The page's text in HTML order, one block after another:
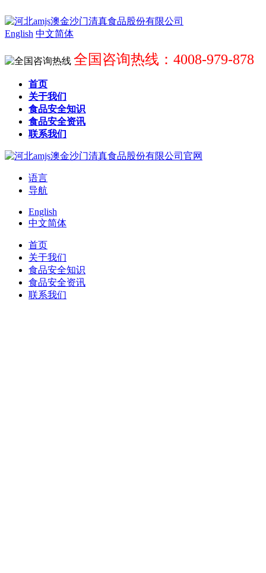
English 中文简体
全国咨询热线：4008-979-878
首页
关于我们
食品安全知识
食品安全资讯
联系我们
语言
导航
English
中文简体
首页
关于我们
食品安全知识
食品安全资讯
联系我们